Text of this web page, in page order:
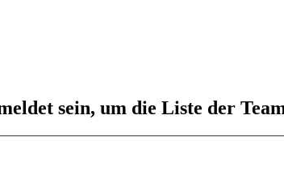
sein, um die Liste der